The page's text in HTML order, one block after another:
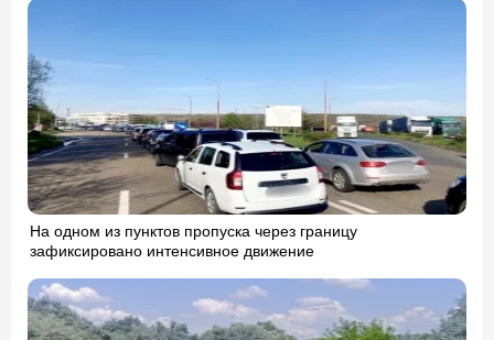
На одном из пунктов пропуска через границу
зафиксировано интенсивное движение